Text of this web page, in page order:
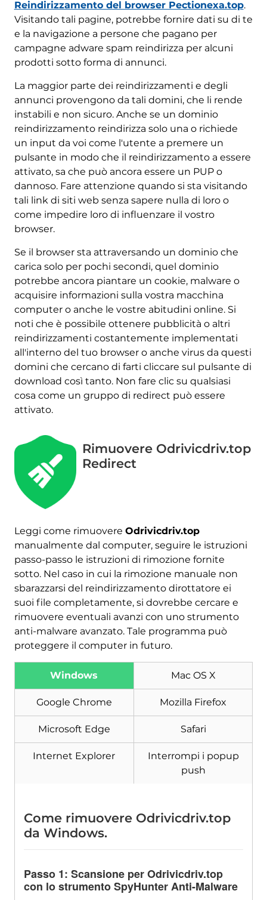
Reindirizzamento del browser Pectionexa.top.
Visitando tali pagine, potrebbe fornire dati su di te
e la navigazione a persone che pagano per
campagne adware spam reindirizza per alcuni
prodotti sotto forma di annunci.
La maggior parte dei reindirizzamenti e degli
annunci provengono da tali domini, che li rende
instabili e non sicuro. Anche se un dominio
reindirizzamento reindirizza solo una o richiede
un input da voi come l'utente a premere un
pulsante in modo che il reindirizzamento a essere
attivato, sa che può ancora essere un PUP o
dannoso. Fare attenzione quando si sta visitando
tali link di siti web senza sapere nulla di loro o
come impedire loro di influenzare il vostro
browser.
Se il browser sta attraversando un dominio che
carica solo per pochi secondi, quel dominio
potrebbe ancora piantare un cookie, malware o
acquisire informazioni sulla vostra macchina
computer o anche le vostre abitudini online. Si
noti che è possibile ottenere pubblicità o altri
reindirizzamenti costantemente implementati
all'interno del tuo browser o anche virus da questi
domini che cercano di farti cliccare sul pulsante di
download così tanto. Non fare clic su qualsiasi
cosa come un gruppo di redirect può essere
attivato.
Rimuovere Odrivicdriv.top
Redirect
Leggi come rimuovere Odrivicdriv.top
manualmente dal computer, seguire le istruzioni
passo-passo le istruzioni di rimozione fornite
sotto. Nel caso in cui la rimozione manuale non
sbarazzarsi del reindirizzamento dirottatore ei
suoi file completamente, si dovrebbe cercare e
rimuovere eventuali avanzi con uno strumento
anti-malware avanzato. Tale programma può
proteggere il computer in futuro.
Windows Mac OS X
Google Chrome Mozilla Firefox
Microsoft Edge Safari
Internet Explorer
Interrompi i popup
push
Come rimuovere Odrivicdriv.top
da Windows.
Passo 1: Scansione per Odrivicdriv.top
con lo strumento SpyHunter Anti-Malware
Strumento di rimozione
malware